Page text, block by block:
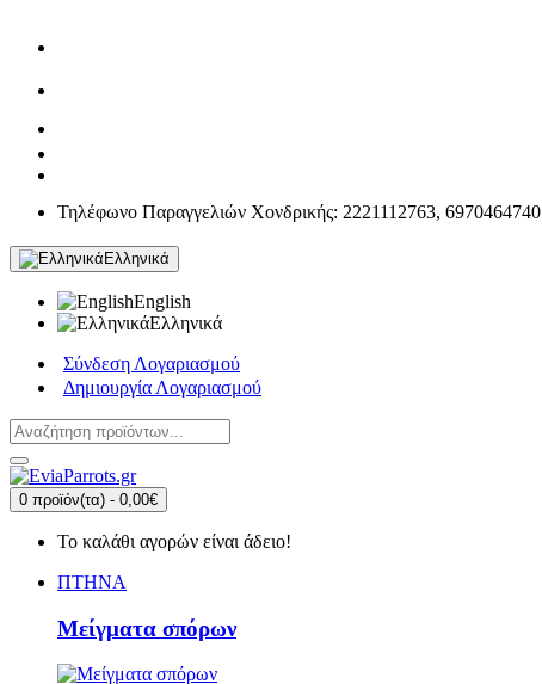
Τηλέφωνο Παραγγελιών Χονδρικής: 2221112763, 6970464740
Ελληνικά
English
Ελληνικά
Σύνδεση Λογαριασμού
Δημιουργία Λογαριασμού
0 προϊόν(τα) - 0,00€
Το καλάθι αγορών είναι άδειο!
ΠΤΗΝΑ
Μείγματα σπόρων